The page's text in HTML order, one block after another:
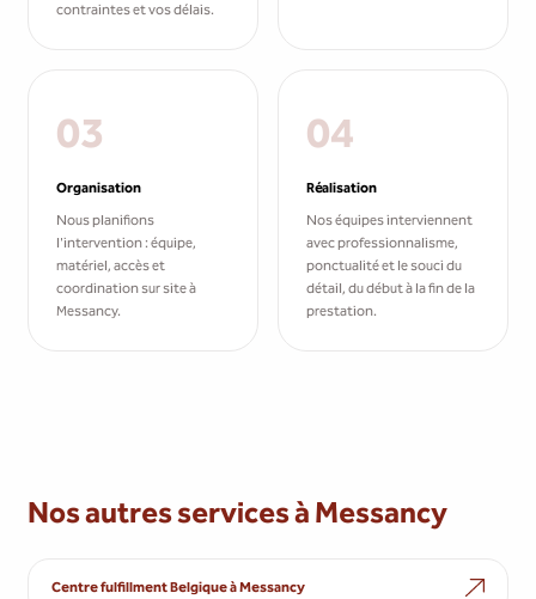
contraintes et vos délais.
03
Organisation
Nous planifions
l'intervention : équipe,
matériel, accès et
coordination sur site à
Messancy.
04
Réalisation
Nos équipes interviennent
avec professionnalisme,
ponctualité et le souci du
détail, du début à la fin de la
prestation.
Nos autres services à Messancy
Centre fulfillment Belgique à Messancy